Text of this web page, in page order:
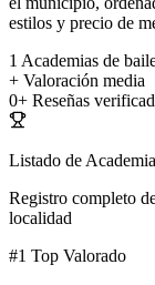
estilos y precio de
1 Academias de
+ Valoración media
0+ Reseñas
Listado de
Registro completo
localidad
#1 Top Valorado